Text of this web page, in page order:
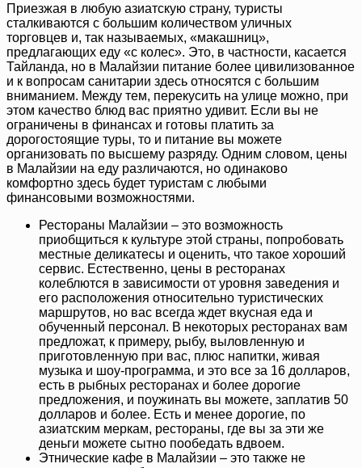
Приезжая в любую азиатскую страну, туристы
сталкиваются с большим количеством уличных
торговцев и, так называемых, «макашниц»,
предлагающих еду «с колес». Это, в частности, касается
Тайланда, но в Малайзии питание более цивилизованное
и к вопросам санитарии здесь относятся с большим
вниманием. Между тем, перекусить на улице можно, при
этом качество блюд вас приятно удивит. Если вы не
ограничены в финансах и готовы платить за
дорогостоящие туры, то и питание вы можете
организовать по высшему разряду. Одним словом, цены
в Малайзии на еду различаются, но одинаково
комфортно здесь будет туристам с любыми
финансовыми возможностями.
Рестораны Малайзии – это возможность
приобщиться к культуре этой страны, попробовать
местные деликатесы и оценить, что такое хороший
сервис. Естественно, цены в ресторанах
колеблются в зависимости от уровня заведения и
его расположения относительно туристических
маршрутов, но вас всегда ждет вкусная еда и
обученный персонал. В некоторых ресторанах вам
предложат, к примеру, рыбу, выловленную и
приготовленную при вас, плюс напитки, живая
музыка и шоу-программа, и это все за 16 долларов,
есть в рыбных ресторанах и более дорогие
предложения, и поужинать вы можете, заплатив 50
долларов и более. Есть и менее дорогие, по
азиатским меркам, рестораны, где вы за эти же
деньги можете сытно пообедать вдвоем.
Этнические кафе в Малайзии – это также не